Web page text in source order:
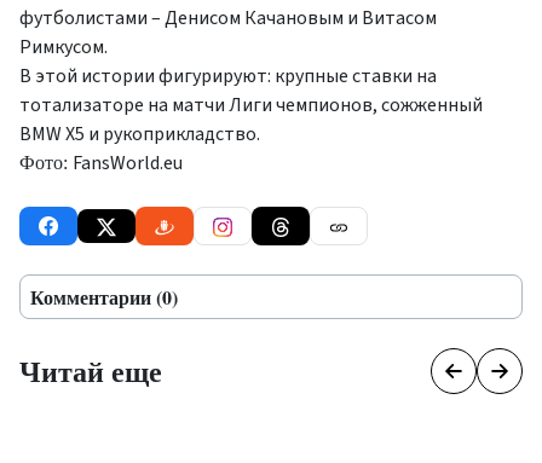
футболистами – Денисом Качановым и Витасом
Римкусом.
В этой истории фигурируют: крупные ставки на
тотализаторе на матчи Лиги чемпионов, сожженный
BMW X5 и рукоприкладство.
Фото: FansWorld.eu
Комментарии (0)
Читай еще